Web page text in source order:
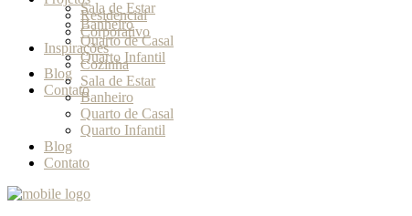
Sala de Estar
Banheiro
Quarto de Casal
Quarto Infantil
Blog
Contato
Residencial
Corporativo
Inspirações
Cozinha
Sala de Estar
Banheiro
Quarto de Casal
Quarto Infantil
Blog
Contato